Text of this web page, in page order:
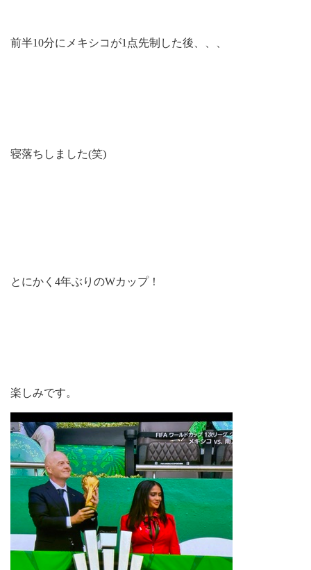
前半10分にメキシコが1点先制した後、、、
寝落ちしました(笑)
とにかく4年ぶりのWカップ！
楽しみです。